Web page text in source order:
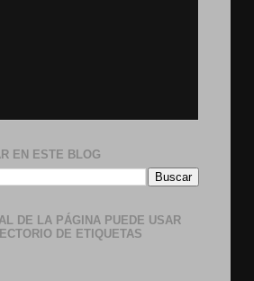
EN ESTE BLOG
DE LA PÁGINA PUEDE USAR
DE ETIQUETAS